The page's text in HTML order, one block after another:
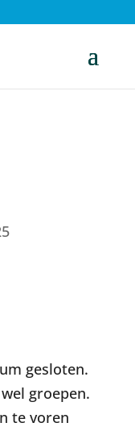
gesloten.
groepen.
te voren